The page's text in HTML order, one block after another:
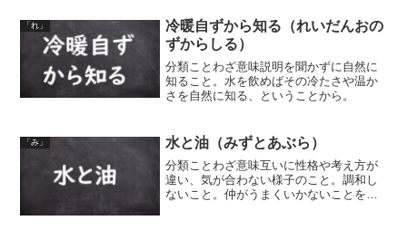
とえた言葉。
「れ」
冷暖自ずから知る（れいだんおの
ずからしる）
分類ことわざ意味説明を聞かずに自然に
知ること。水を飲めばその冷たさや温か
さを自然に知る、ということから。
「み」 水と油（みずとあぶら）
分類ことわざ意味互いに性格や考え方が
違い、気が合わない様子のこと。調和し
ないこと。仲がうまくいかないことをい